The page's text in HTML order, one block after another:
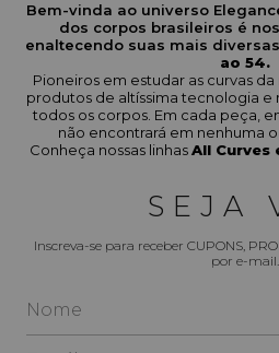
Bem-vinda ao universo
dos corpos brasileiros é
enaltecendo suas mais
ao 54.
Pioneiros em estudar as curvas
produtos de altíssima tecnologia
todos os corpos. Em cada peça,
não encontrará em nenhuma
Conheça nossas linhasAll Curves
SEJA
Inscreva-se para receber CUPONS,
por e-mail.